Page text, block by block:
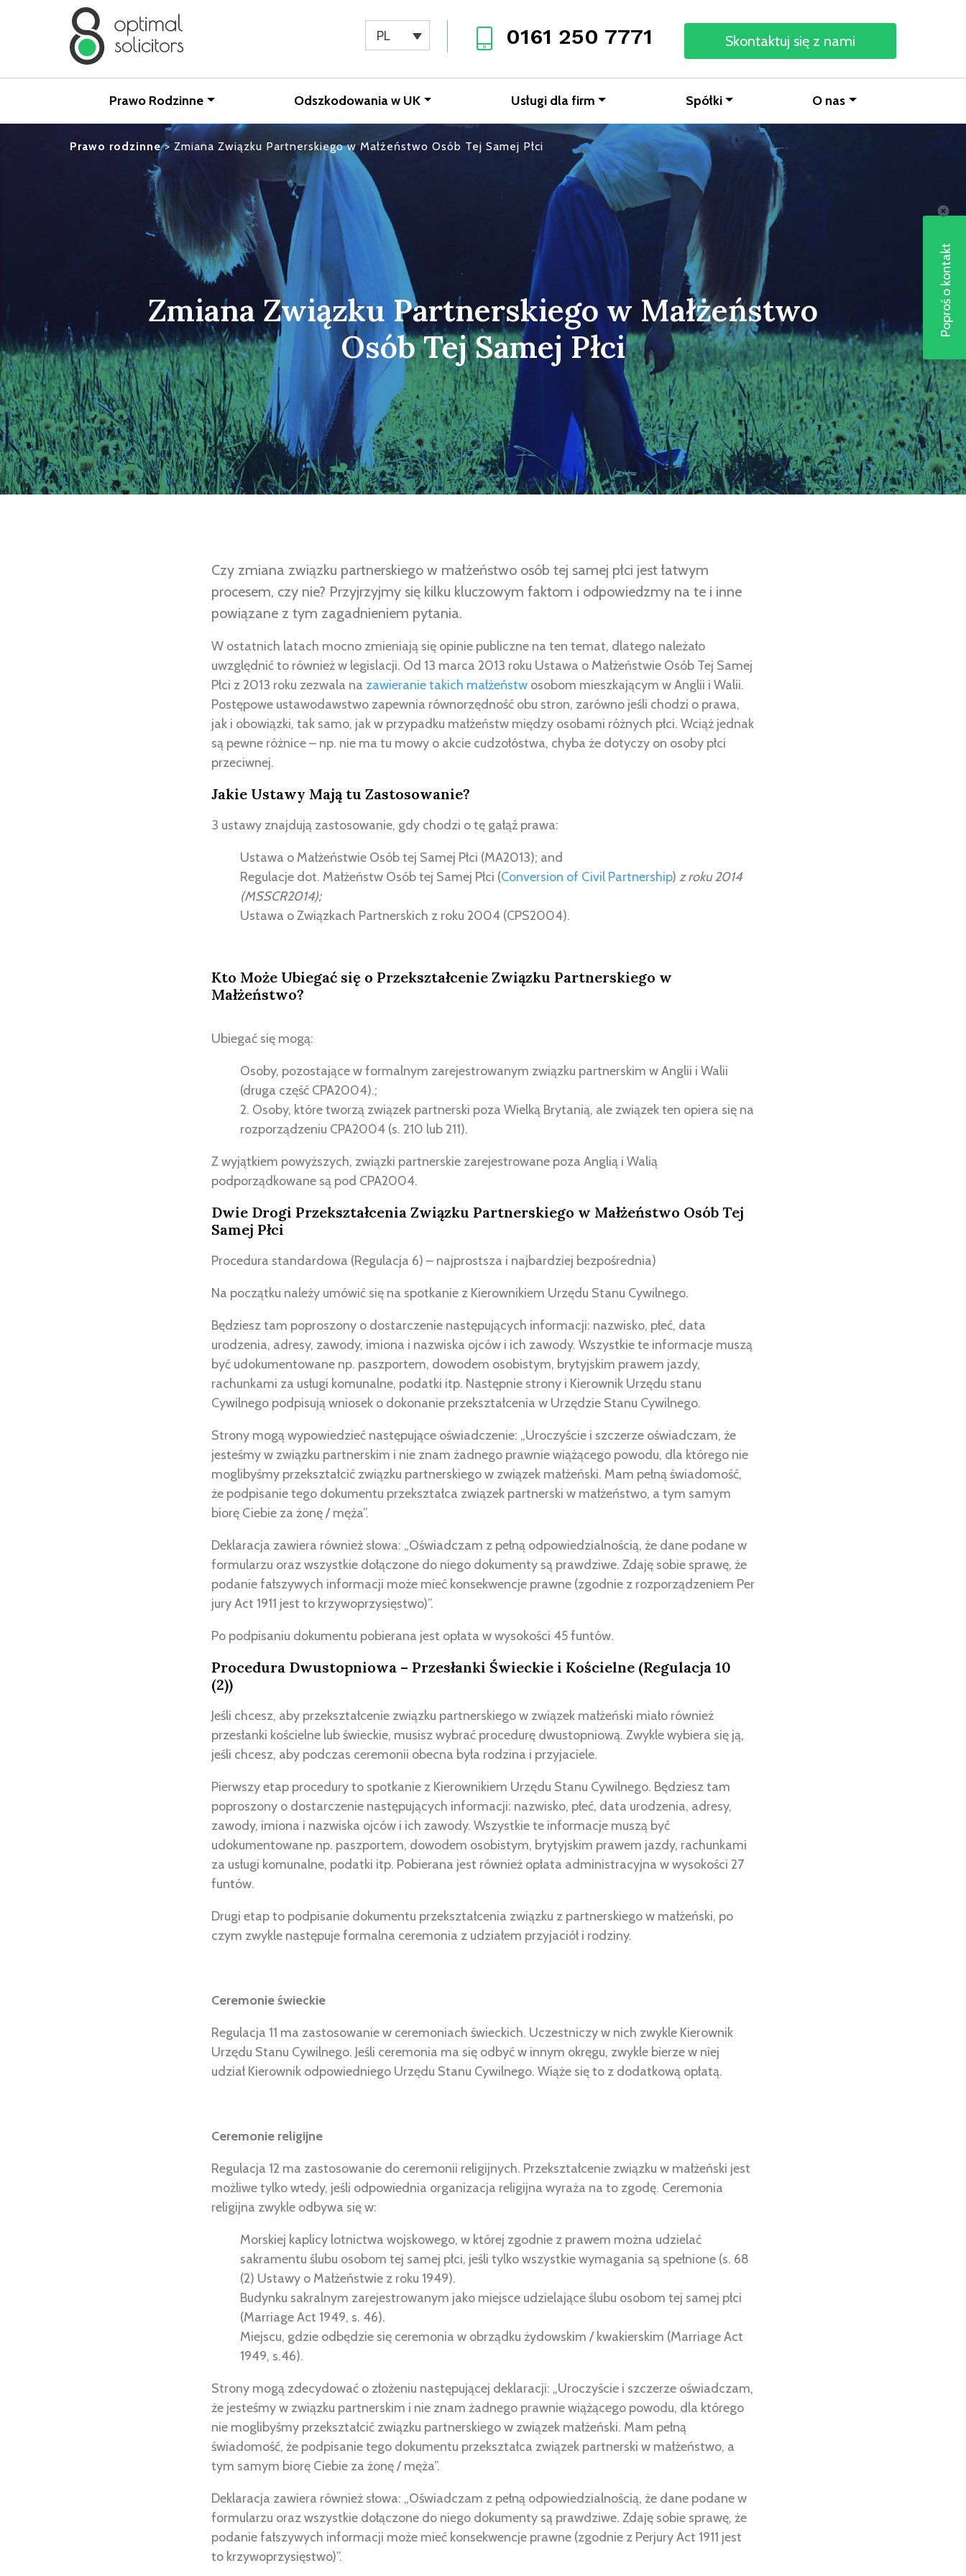
0161 250 7771 Skontaktuj się z nami
PL
Prawo Rodzinne Odszkodowania w UK Usługi dla firm Spółki O nas
Prawo rodzinne> Zmiana Związku Partnerskiego w Małżeństwo Osób Tej Samej Płci
Zmiana Związku Partnerskiego w Małżeństwo
Osób Tej Samej Płci
Czy zmiana związku partnerskiego w małżeństwo osób tej samej płci jest łatwym
procesem, czy nie? Przyjrzyjmy się kilku kluczowym faktom i odpowiedzmy na te i inne
powiązane z tym zagadnieniem pytania.
W ostatnich latach mocno zmieniają się opinie publiczne na ten temat, dlatego należało
uwzględnić to również w legislacji. Od 13 marca 2013 roku Ustawa o Małżeństwie Osób Tej Samej
Płci z 2013 roku zezwala na zawieranie takich małżeństwosobom mieszkającym w Anglii i Walii.
Postępowe ustawodawstwo zapewnia równorzędność obu stron, zarówno jeśli chodzi o prawa,
jak i obowiązki, tak samo, jak w przypadku małżeństw między osobami różnych płci. Wciąż jednak
są pewne różnice – np. nie ma tu mowy o akcie cudzołóstwa, chyba że dotyczy on osoby płci
przeciwnej.
Jakie Ustawy Mają tu Zastosowanie?
3 ustawy znajdują zastosowanie, gdy chodzi o tę gałąź prawa:
Ustawa o Małżeństwie Osób tej Samej Płci (MA2013); and
Regulacje dot. Małżeństw Osób tej Samej Płci (Conversion of Civil Partnership) z roku 2014
(MSSCR2014);
Ustawa o Związkach Partnerskich z roku 2004 (CPS2004).
Kto Może Ubiegać się o Przekształcenie Związku Partnerskiego w
Małżeństwo?
Ubiegać się mogą:
Osoby, pozostające w formalnym zarejestrowanym związku partnerskim w Anglii i Walii
(druga część CPA2004).;
2. Osoby, które tworzą związek partnerski poza Wielką Brytanią, ale związek ten opiera się na
rozporządzeniu CPA2004 (s. 210 lub 211).
Z wyjątkiem powyższych, związki partnerskie zarejestrowane poza Anglią i Walią
podporządkowane są pod CPA2004.
Dwie Drogi Przekształcenia Związku Partnerskiego w Małżeństwo Osób Tej
Samej Płci
Procedura standardowa (Regulacja 6) – najprostsza i najbardziej bezpośrednia)
Na początku należy umówić się na spotkanie z Kierownikiem Urzędu Stanu Cywilnego.
Będziesz tam poproszony o dostarczenie następujących informacji: nazwisko, płeć, data
urodzenia, adresy, zawody, imiona i nazwiska ojców i ich zawody. Wszystkie te informacje muszą
być udokumentowane np. paszportem, dowodem osobistym, brytyjskim prawem jazdy,
rachunkami za usługi komunalne, podatki itp. Następnie strony i Kierownik Urzędu stanu
Cywilnego podpisują wniosek o dokonanie przekształcenia w Urzędzie Stanu Cywilnego.
Strony mogą wypowiedzieć następujące oświadczenie: „Uroczyście i szczerze oświadczam, że
jesteśmy w związku partnerskim i nie znam żadnego prawnie wiążącego powodu, dla którego nie
moglibyśmy przekształcić związku partnerskiego w związek małżeński. Mam pełną świadomość,
że podpisanie tego dokumentu przekształca związek partnerski w małżeństwo, a tym samym
biorę Ciebie za żonę / męża”.
Deklaracja zawiera również słowa: „Oświadczam z pełną odpowiedzialnością, że dane podane w
formularzu oraz wszystkie dołączone do niego dokumenty są prawdziwe. Zdaję sobie sprawę, że
podanie fałszywych informacji może mieć konsekwencje prawne (zgodnie z rozporządzeniem Per
jury Act 1911 jest to krzywoprzysięstwo)”.
Po podpisaniu dokumentu pobierana jest opłata w wysokości 45 funtów.
Procedura Dwustopniowa – Przesłanki Świeckie i Kościelne (Regulacja 10
(2))
Jeśli chcesz, aby przekształcenie związku partnerskiego w związek małżeński miało również
przesłanki kościelne lub świeckie, musisz wybrać procedurę dwustopniową. Zwykle wybiera się ją,
jeśli chcesz, aby podczas ceremonii obecna była rodzina i przyjaciele.
Pierwszy etap procedury to spotkanie z Kierownikiem Urzędu Stanu Cywilnego. Będziesz tam
poproszony o dostarczenie następujących informacji: nazwisko, płeć, data urodzenia, adresy,
zawody, imiona i nazwiska ojców i ich zawody. Wszystkie te informacje muszą być
udokumentowane np. paszportem, dowodem osobistym, brytyjskim prawem jazdy, rachunkami
za usługi komunalne, podatki itp. Pobierana jest również opłata administracyjna w wysokości 27
funtów.
Drugi etap to podpisanie dokumentu przekształcenia związku z partnerskiego w małżeński, po
czym zwykle następuje formalna ceremonia z udziałem przyjaciół i rodziny.
Ceremonie świeckie
Regulacja 11 ma zastosowanie w ceremoniach świeckich. Uczestniczy w nich zwykle Kierownik
Urzędu Stanu Cywilnego. Jeśli ceremonia ma się odbyć w innym okręgu, zwykle bierze w niej
udział Kierownik odpowiedniego Urzędu Stanu Cywilnego. Wiąże się to z dodatkową opłatą.
Ceremonie religijne
Regulacja 12 ma zastosowanie do ceremonii religijnych. Przekształcenie związku w małżeński jest
możliwe tylko wtedy, jeśli odpowiednia organizacja religijna wyraża na to zgodę. Ceremonia
religijna zwykle odbywa się w:
Morskiej kaplicy lotnictwa wojskowego, w której zgodnie z prawem można udzielać
sakramentu ślubu osobom tej samej płci, jeśli tylko wszystkie wymagania są spełnione (s. 68
(2) Ustawy o Małżeństwie z roku 1949).
Budynku sakralnym zarejestrowanym jako miejsce udzielające ślubu osobom tej samej płci
(Marriage Act 1949, s. 46).
Miejscu, gdzie odbędzie się ceremonia w obrządku żydowskim / kwakierskim (Marriage Act
1949, s.46).
Strony mogą zdecydować o złożeniu następującej deklaracji: „Uroczyście i szczerze oświadczam,
że jesteśmy w związku partnerskim i nie znam żadnego prawnie wiążącego powodu, dla którego
nie moglibyśmy przekształcić związku partnerskiego w związek małżeński. Mam pełną
świadomość, że podpisanie tego dokumentu przekształca związek partnerski w małżeństwo, a
tym samym biorę Ciebie za żonę / męża”.
Deklaracja zawiera również słowa: „Oświadczam z pełną odpowiedzialnością, że dane podane w
formularzu oraz wszystkie dołączone do niego dokumenty są prawdziwe. Zdaję sobie sprawę, że
podanie fałszywych informacji może mieć konsekwencje prawne (zgodnie z Perjury Act 1911 jest
to krzywoprzysięstwo)”.
Poproś o kontakt